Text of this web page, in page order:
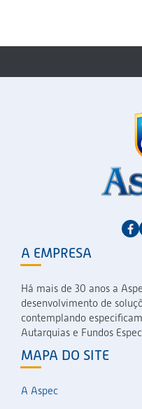
A EMPRESA
Há mais de 30 anos a
desenvolvimento de
contemplando
Autarquias e Fundos
MAPA DO SITE
A Aspec